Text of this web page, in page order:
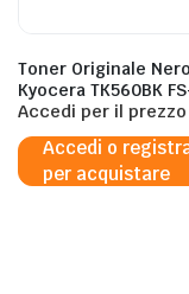
Toner Originale
Kyocera TK560BK
C5300DN – 12.000
5%
Accedi per il prezzo
Accedi o
per acquistare